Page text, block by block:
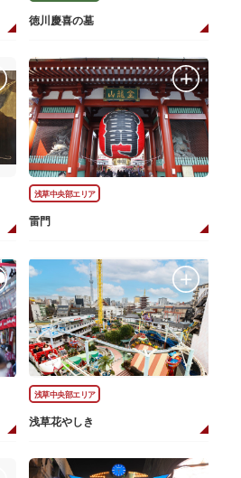
徳川慶喜の墓
浅草中央部エリア
雷門
浅草中央部エリア
浅草花やしき